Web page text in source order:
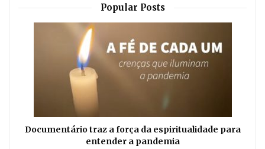
Popular Posts
Documentário traz a força da espiritualidade para
entender a pandemia